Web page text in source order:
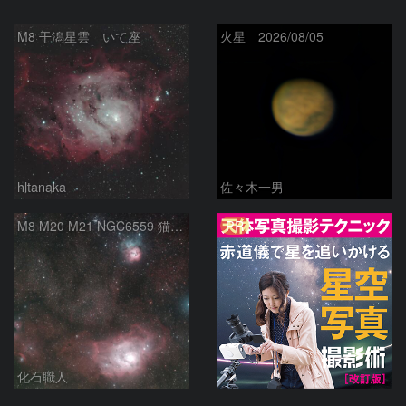
M8 干潟星雲 いて座
hltanaka
火星 2026/08/05
佐々木一男
M8 M20 M21 NGC6559 猫の手星雲 いて座
化石職人
PR